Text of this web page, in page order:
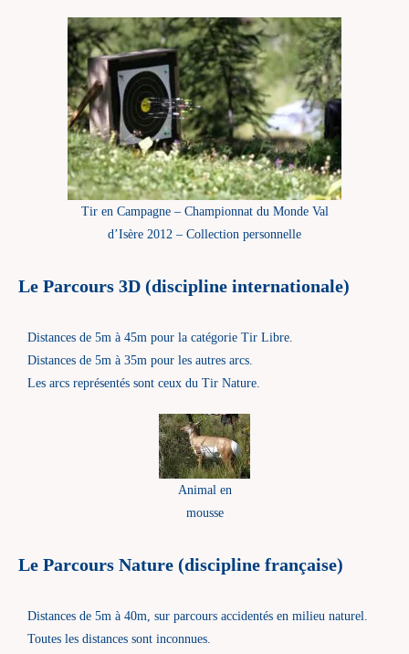
Tir en Campagne – Championnat du Monde Val
d’Isère 2012 – Collection personnelle
Le Parcours 3D (discipline internationale)
Distances de 5m à 45m pour la catégorie Tir Libre.
Distances de 5m à 35m pour les autres arcs.
Les arcs représentés sont ceux du Tir Nature.
Animal en
mousse
Le Parcours Nature (discipline française)
Distances de 5m à 40m, sur parcours accidentés en milieu naturel.
Toutes les distances sont inconnues.